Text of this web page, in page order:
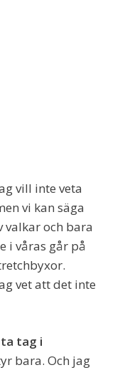
vill inte veta
vi kan säga
valkar och bara
i våras går på
vet att det inte
tag i
bara. Och jag